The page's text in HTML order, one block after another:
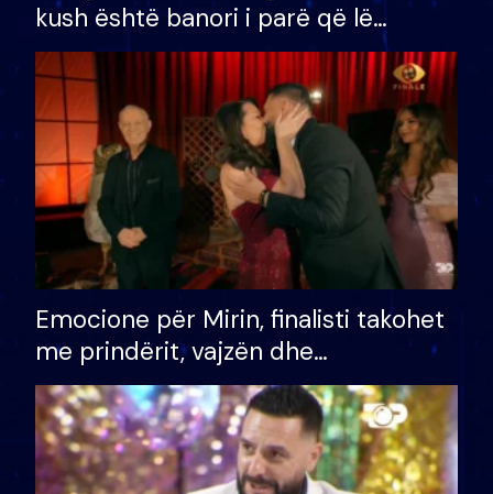
kush është banori i parë që lë
shtëpinë dhe humb mundësinë për
të fituar çmimin e madh
Emocione për Mirin, finalisti takohet
me prindërit, vajzën dhe
bashkëshorten: S’kemi ndonjë letër
divorci apo jo?